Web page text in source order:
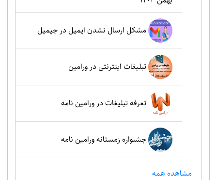
مشکل ارسال نشدن ایمیل در جیمیل
تبلیغات اینترنتی در ورامین
تعرفه تبلیغات در ورامین نامه
جشنواره زمستانه ورامین نامه
مشاهده همه